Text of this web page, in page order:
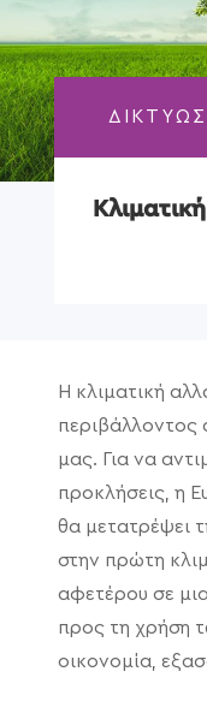
Η κλιματική
περιβάλλοντος
μας. Για να
προκλήσεις, η
θα μετατρέψει
στην πρώτη
αφετέρου σε
προς τη χρήση
οικονομία,